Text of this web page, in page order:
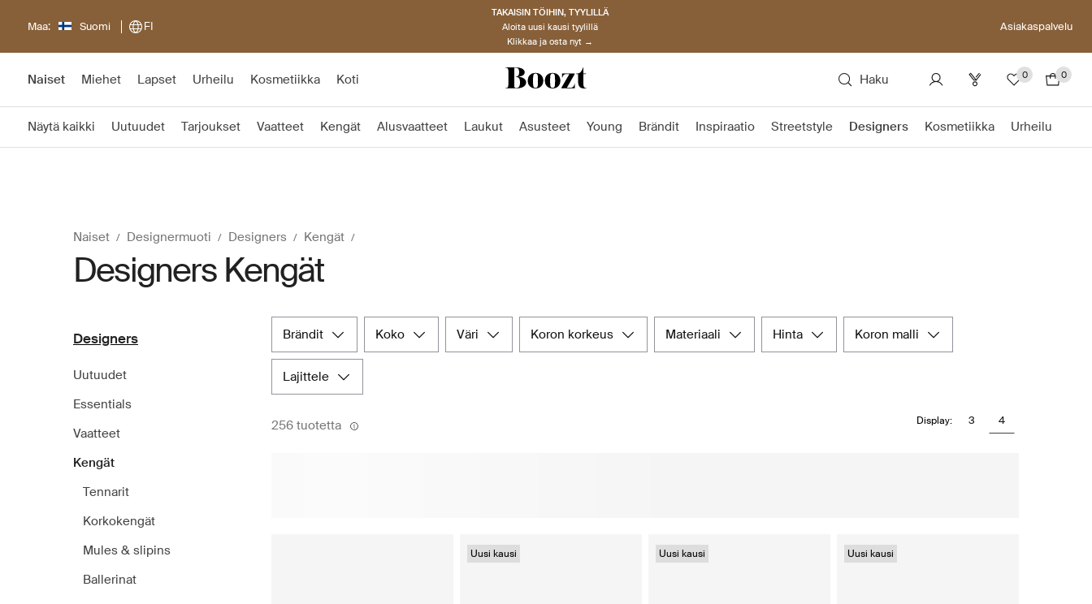
Maa: Suomi FI
TAKAISIN TÖIHIN, TYYLILLÄ
Aloita uusi kausi tyylillä
Klikkaa ja osta nyt →
Asiakaspalvelu
Naiset Miehet Lapset Urheilu Kosmetiikka Koti Haku 0 0
Näytä kaikki Uutuudet Tarjoukset Vaatteet Kengät Alusvaatteet Laukut Asusteet Young Brändit Inspiraatio Streetstyle Designers Kosmetiikka Urheilu
Naiset Designermuoti Designers Kengät
Designers Kengät
Designers
Uutuudet
Essentials
Vaatteet
Kengät
Tennarit
Korkokengät
Mules & slipins
Ballerinat
brändit koko väri koron korkeus materiaali hinta koron malli
lajittele
256 tuotetta Display: 3 4
Uusi kausi Uusi kausi Uusi kausi